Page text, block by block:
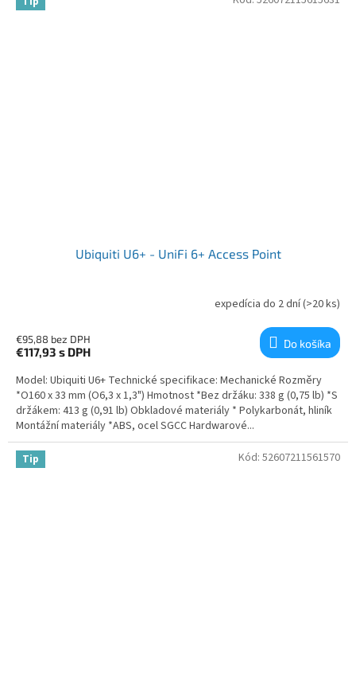
Ubiquiti U6+ - UniFi 6+ Access Point
expedícia do 2 dní(>20 ks)
€95,88 bez DPH
€117,93 s DPH
Do košíka
Model: Ubiquiti U6+ Technické specifikace: Mechanické Rozměry
*O160 x 33 mm (O6,3 x 1,3") Hmotnost *Bez držáku: 338 g (0,75 lb) *S
držákem: 413 g (0,91 lb) Obkladové materiály * Polykarbonát, hliník
Montážní materiály *ABS, ocel SGCC Hardwarové...
Tip Kód: 52607211561570